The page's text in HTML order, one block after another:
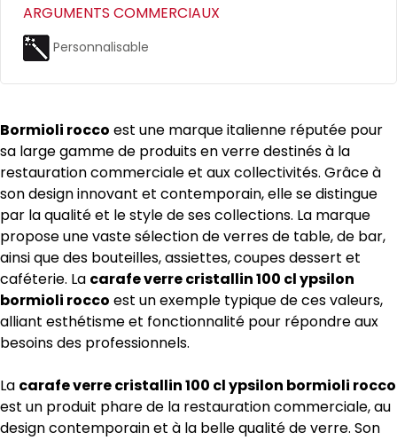
ARGUMENTS COMMERCIAUX
Personnalisable
Bormioli rocco est une marque italienne réputée pour
sa large gamme de produits en verre destinés à la
restauration commerciale et aux collectivités. Grâce à
son design innovant et contemporain, elle se distingue
par la qualité et le style de ses collections. La marque
propose une vaste sélection de verres de table, de bar,
ainsi que des bouteilles, assiettes, coupes dessert et
caféterie. La carafe verre cristallin 100 cl ypsilon
bormioli rocco est un exemple typique de ces valeurs,
alliant esthétisme et fonctionnalité pour répondre aux
besoins des professionnels.
La carafe verre cristallin 100 cl ypsilon bormioli rocco
est un produit phare de la restauration commerciale, au
design contemporain et à la belle qualité de verre. Son